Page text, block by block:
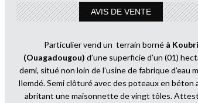
AVIS DE VENTE
Particulier vend un terrain borné à Koubri
(Ouagadougou) d’une superficie d’un (01)
demi, situé non loin de l’usine de fabrique d’eau
Ilemdé. Semi clôturé avec des poteaux en béton
abritant une maisonnette de vingt tôles.